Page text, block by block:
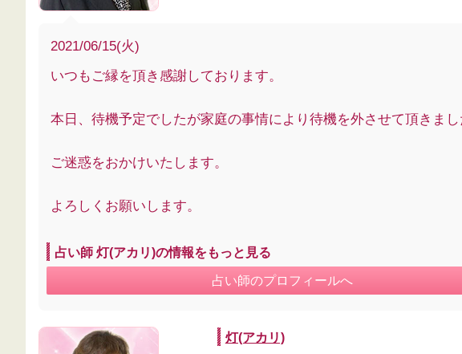
2021/06/15(火)
いつもご縁を頂き感謝しております。
本日、待機予定でしたが家庭の事情により待機を外させて頂きま
ご迷惑をおかけいたします。
よろしくお願いします。
占い師 灯(アカリ)の情報をもっと見る
占い師のプロフィールへ
灯(アカリ)